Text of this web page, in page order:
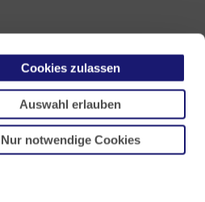
Cookies zulassen
Auswahl erlauben
Nur notwendige Cookies